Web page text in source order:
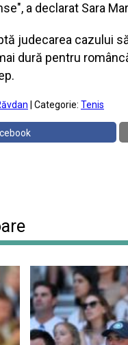
a declarat Sara
judecarea cazului
dură pentru
| Categorie: Tenis